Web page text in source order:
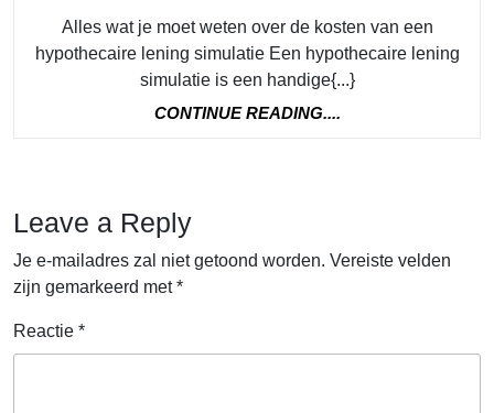
Alles wat je moet weten over de kosten van een
hypothecaire lening simulatie Een hypothecaire lening
simulatie is een handige{...}
CONTINUE READING....
Leave a Reply
Je e-mailadres zal niet getoond worden. Vereiste velden
zijn gemarkeerd met*
Reactie *